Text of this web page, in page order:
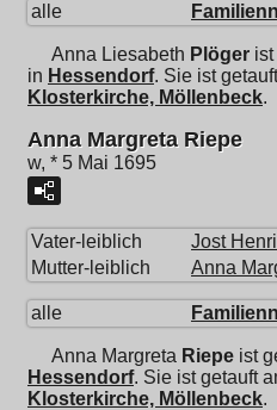
alle
Anna Liesabeth Plöger
in Hessendorf. Sie ist
Klosterkirche, Möllenbeck.
Anna Margreta Riepe
w, * 5 Mai 1695
Vater-leiblich Jost
Mutter-leiblich
Anna
alle
Anna Margreta Riepe ist
Hessendorf. Sie ist getauft
Klosterkirche, Möllenbeck.